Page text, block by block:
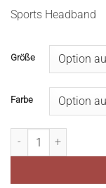
Sports Headband
Größe
Farbe
RumplerM. Menge